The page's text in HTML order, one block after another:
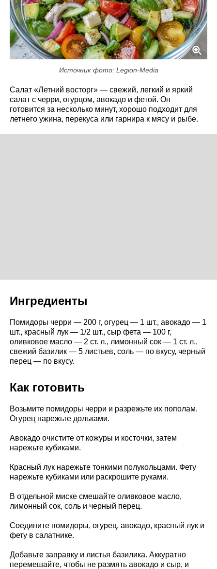
Источник фото: Legion-Media
Салат «Летний восторг» — свежий, легкий и яркий
салат с черри, огурцом, авокадо и фетой. Он
готовится за несколько минут, хорошо подходит для
летнего ужина, перекуса или гарнира к мясу и рыбе.
Ингредиенты
Помидоры черри — 200 г, огурец — 1 шт., авокадо — 1
шт., красный лук — 1/2 шт., сыр фета — 100 г,
оливковое масло — 2 ст. л., лимонный сок — 1 ст. л.,
свежий базилик — 5 листьев, соль — по вкусу, черный
перец — по вкусу.
Как готовить
Возьмите помидоры черри и разрежьте их пополам.
Огурец нарежьте дольками.
Авокадо очистите от кожуры и косточки, затем
нарежьте кубиками.
Красный лук нарежьте тонкими полукольцами. Фету
нарежьте кубиками или раскрошите руками.
В отдельной миске смешайте оливковое масло,
лимонный сок, соль и черный перец.
Соедините помидоры, огурец, авокадо, красный лук и
фету в салатнике.
Добавьте заправку и листья базилика. Аккуратно
перемешайте, чтобы не размять авокадо и сыр, и